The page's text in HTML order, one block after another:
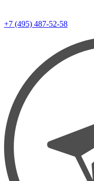
+7 (495) 487-52-58